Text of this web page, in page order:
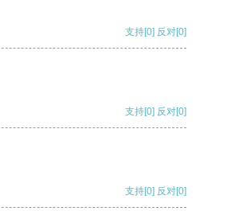
支持[0] 反对[0]
支持[0] 反对[0]
支持[0] 反对[0]